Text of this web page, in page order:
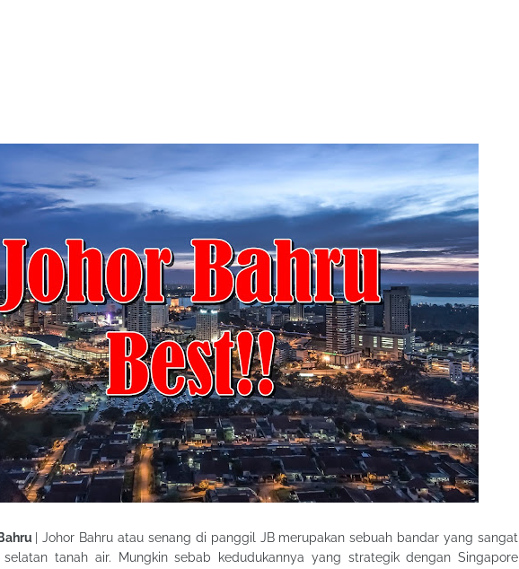
| Johor Bahru atau senang di panggil JB merupakan sebuah bandar yang sangat
tanah air. Mungkin sebab kedudukannya yang strategik dengan Singapore